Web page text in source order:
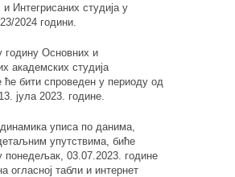
Интегрисаних студија у
2024 години.
годину Основних и
академских студија
ће бити спроведен у периоду од
јула 2023. године.
уписа по данима,
упутствима, биће
понедељак, 03.07.2023. године
огласној табли и интернет